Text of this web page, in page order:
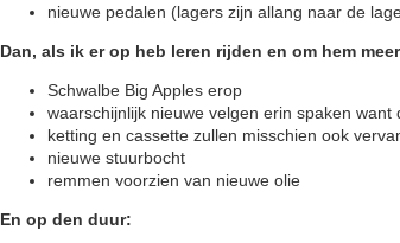
nieuwe pedalen (lagers zijn allang naar de
Dan, als ik er op heb leren rijden en om hem
Schwalbe Big Apples erop
waarschijnlijk nieuwe velgen erin spaken
ketting en cassette zullen misschien ook
nieuwe stuurbocht
remmen voorzien van nieuwe olie
En op den duur: